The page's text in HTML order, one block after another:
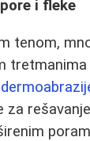
i fleke
tenom,
tretmanima
za